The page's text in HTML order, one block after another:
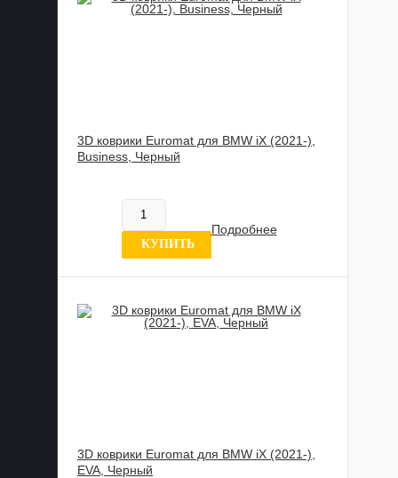
3D коврики Euromat для BMW iX (2021-),
Business, Черный
В наличии
0 отзывов
КУПИТЬ
Подробнее
3D коврики Euromat для BMW iX (2021-),
EVA, Черный